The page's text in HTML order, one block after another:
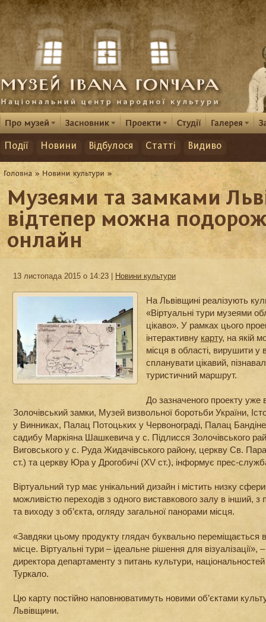
Події Новини Відбулося Статті Видиво
Музеями та замками
відтепер можна
онлайн
13 листопада 2015 о 14:23 | Новини культури
На Львівщині реалізують
«Віртуальні тури музеями
цікаво». У рамках цього
інтерактивну карту, на якій
місця в області, вирушити у
спланувати цікавий,
туристичний маршрут.
До зазначеного проекту уже
Золочівський замки, Музей визвольної боротьби України,
у Винниках, Палац Потоцьких у Червонограді, Палац
садибу Маркіяна Шашкевича у с. Підлисся Золочівського
Виговського у с. Руда Жидачівського району, церкву Св.
ст.) та церкву Юра у Дрогобичі (XV ст.), інформує прес-
Віртуальний тур має унікальний дизайн і містить низку
можливістю переходів з одного виставкового залу в інший,
та виходу з об’єкта, огляду загальної панорами місця.
«Завдяки цьому продукту глядач буквально переміщається
місце. Віртуальні тури – ідеальне рішення для візуалізації»,
директора департаменту з питань культури,
Туркало.
Цю карту постійно наповнюватимуть новими об’єктами
Львівщини.